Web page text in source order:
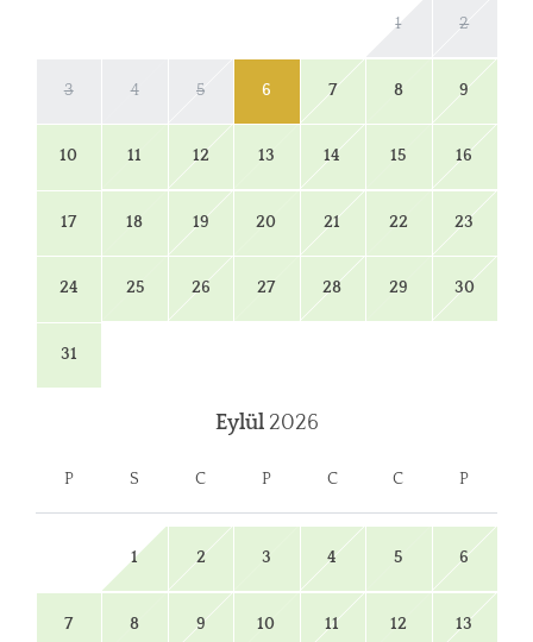
1 2
3 4 5 6 7 8 9
10 11 12 13 14 15 16
17 18 19 20 21 22 23
24 25 26 27 28 29 30
31
Eylül 2026
P S C P C C P
1 2 3 4 5 6
7 8 9 10 11 12 13